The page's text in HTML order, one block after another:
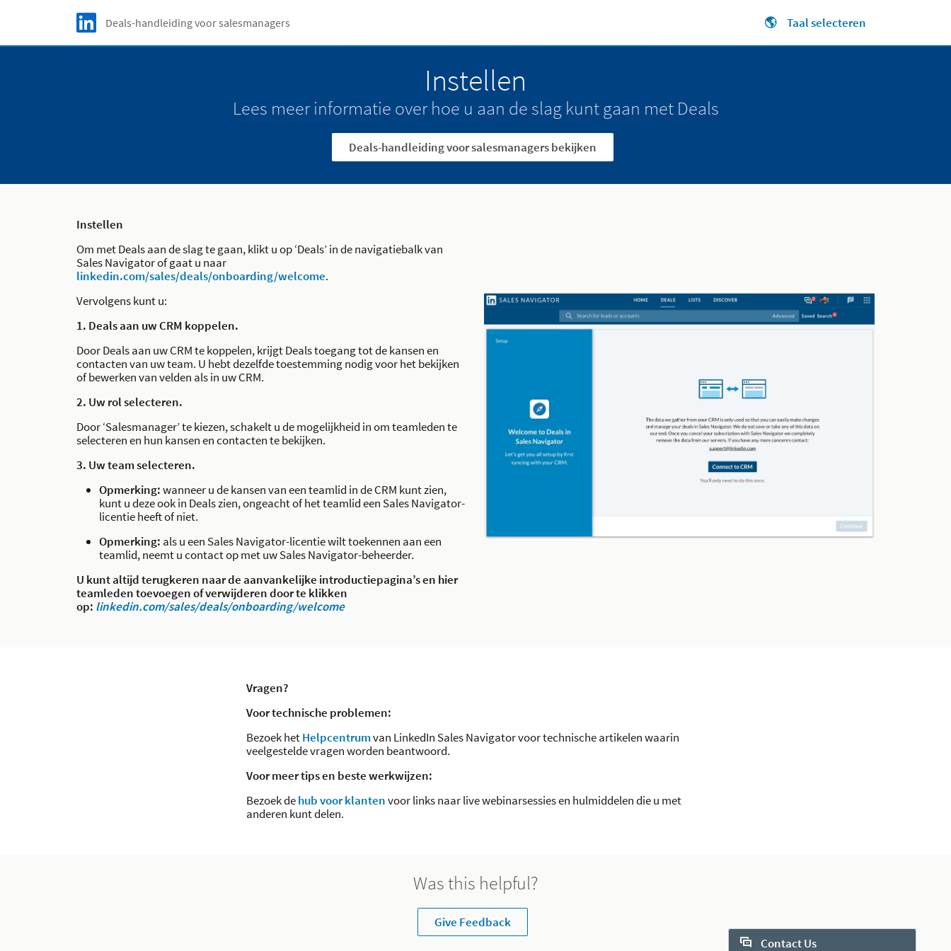
Skip to main content
Close jump
LinkedIn logo
Deals-handleiding voor salesmanagers 🌎 Taal selecteren
Français / Frans
Instellen
Lees meer informatie over hoe u aan de slag kunt gaan met Deals
Deals-handleiding voor salesmanagers bekijken
Instellen
Om met Deals aan de slag te gaan, klikt u op ‘Deals’ in de navigatiebalk van
Sales Navigator of gaat u naar
linkedin.com/sales/deals/onboarding/welcome.
Vervolgens kunt u:
1. Deals aan uw CRM koppelen.
Door Deals aan uw CRM te koppelen, krijgt Deals toegang tot de kansen en
contacten van uw team. U hebt dezelfde toestemming nodig voor het bekijken
of bewerken van velden als in uw CRM.
2. Uw rol selecteren.
Door ‘Salesmanager’ te kiezen, schakelt u de mogelijkheid in om teamleden te
selecteren en hun kansen en contacten te bekijken.
3. Uw team selecteren.
Opmerking:wanneer u de kansen van een teamlid in de CRM kunt zien,
kunt u deze ook in Deals zien, ongeacht of het teamlid een Sales Navigator-
licentie heeft of niet.
Opmerking: als u een Sales Navigator-licentie wilt toekennen aan een
teamlid, neemt u contact op met uw Sales Navigator-beheerder.
U kunt altijd terugkeren naar de aanvankelijke introductiepagina’s en hier
teamleden toevoegen of verwijderen door te klikken
op: linkedin.com/sales/deals/onboarding/welcome
Vragen?
Voor technische problemen:
Bezoek hetHelpcentrumvan LinkedIn Sales Navigator voor technische artikelen waarin
veelgestelde vragen worden beantwoord.
Voor meer tips en beste werkwijzen:
Bezoek dehub voor klantenvoor links naar live webinarsessies en hulmiddelen die u met
anderen kunt delen.
Was this helpful?
Give Feedback
Contact Us